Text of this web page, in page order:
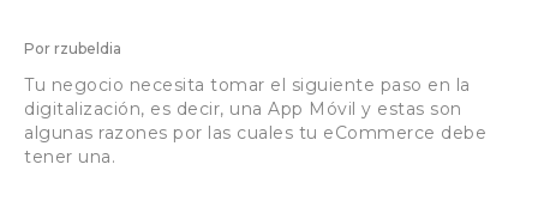
Por rzubeldia
Tu negocio necesita tomar el siguiente paso en la
digitalización, es decir, una App Móvil y estas son
algunas razones por las cuales tu eCommerce debe
tener una.